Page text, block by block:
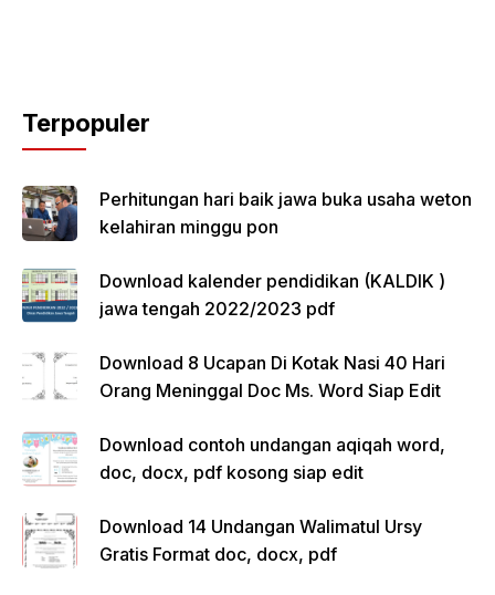
Terpopuler
Perhitungan hari baik jawa buka usaha weton
kelahiran minggu pon
Download kalender pendidikan (KALDIK )
jawa tengah 2022/2023 pdf
Download 8 Ucapan Di Kotak Nasi 40 Hari
Orang Meninggal Doc Ms. Word Siap Edit
Download contoh undangan aqiqah word,
doc, docx, pdf kosong siap edit
Download 14 Undangan Walimatul Ursy
Gratis Format doc, docx, pdf